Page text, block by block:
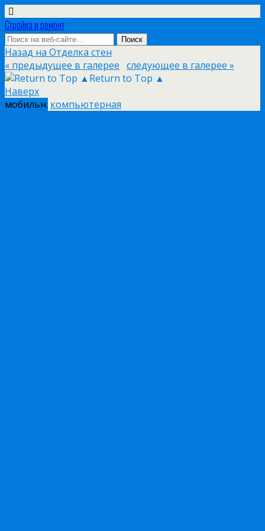
Стройка и ремонт
Назад на Отделка стен
« предыдущее в галерее следующее в галерее »
Return to Top ▲
Наверх
мобильн. компьютерная